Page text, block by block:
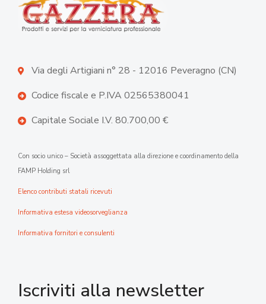
Via degli Artigiani n° 28 - 12016 Peveragno (CN)
Codice fiscale e P.IVA 02565380041
Capitale Sociale I.V. 80.700,00 €
Con socio unico – Società assoggettata alla direzione e coordinamento della
FAMP Holding srl
Elenco contributi statali ricevuti
Informativa estesa videosorveglianza
Informativa fornitori e consulenti
Iscriviti alla newsletter